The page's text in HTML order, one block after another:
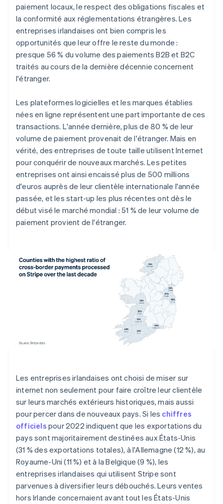
paiement locaux, le respect des obligations fiscales et
la conformité aux réglementations étrangères. Les
entreprises irlandaises ont bien compris les
opportunités que leur offre le reste du monde :
presque 56 % du volume des paiements B2B et B2C
traités au cours de la dernière décennie concernent
l'étranger.
Les plateformes logicielles et les marques établies
nées en ligne représentent une part importante de ces
transactions. L'année dernière, plus de 80 % de leur
volume de paiement provenait de l'étranger. Mais en
vérité, des entreprises de toute taille utilisent Internet
pour conquérir de nouveaux marchés. Les petites
entreprises ont ainsi encaissé plus de 500 millions
d'euros auprès de leur clientèle internationale l'année
passée, et les start-up les plus récentes ont dès le
début visé le marché mondial : 51 % de leur volume de
paiement provient de l'étranger.
Les entreprises irlandaises ont choisi de miser sur
internet non seulement pour faire croître leur clientèle
sur leurs marchés extérieurs historiques, mais aussi
pour percer dans de nouveaux pays. Si les chiffres
officiels pour 2022 indiquent que les exportations du
pays sont majoritairement destinées aux États-Unis
(31 % des exportations totales), à l'Allemagne (12 %), au
Royaume-Uni (11 %) et à la Belgique (9 %), les
entreprises irlandaises qui utilisent Stripe sont
parvenues à diversifier leurs débouchés. Leurs ventes
hors Irlande concernaient avant tout les États-Unis
Allemagne
Deutsch English
English
DeutschEnglish
Belgique
NederlandsFrançaisDeutschEnglish
Brésil
PortuguêsEnglish
Bulgarie
English
Canada
EnglishFrançais
Chine continentale
简体中文 English
Chypre
English
English
Émirats arabes unis
English
France
FrançaisEnglish
English
Grèce
English
Hongrie
English
English
Irlande
English
Italie